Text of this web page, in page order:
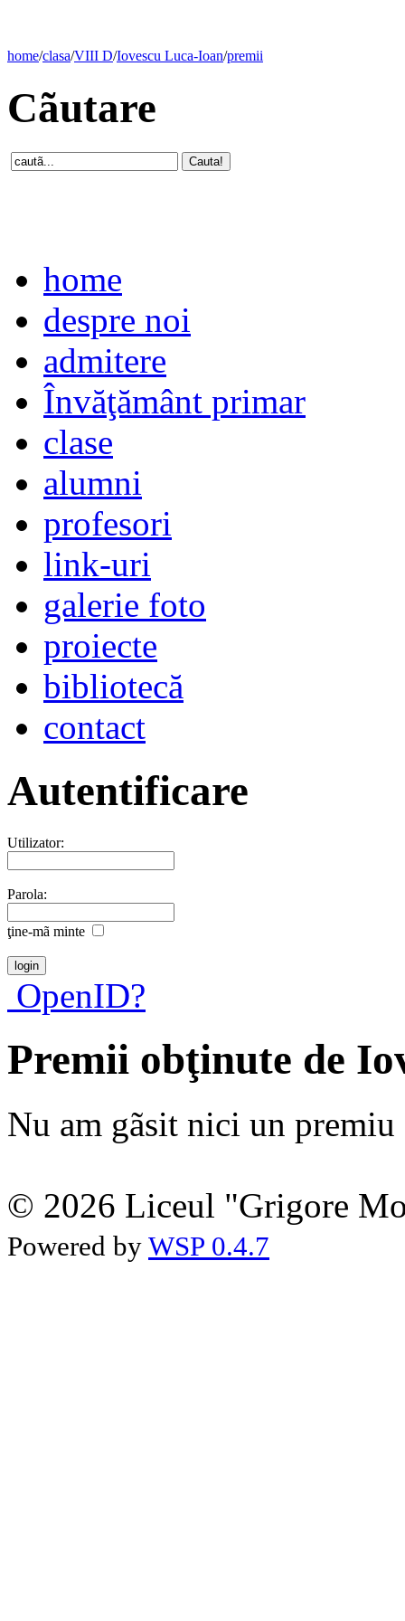
home/clasa/VIII D/Iovescu Luca-Ioan/premii
Cãutare
home
despre noi
admitere
Învăţământ primar
clase
alumni
profesori
link-uri
galerie foto
proiecte
bibliotecă
contact
Autentificare
Utilizator:
Parola:
ţine-mã minte
OpenID?
Premii obţinute de
Nu am gãsit nici un premiu
© 2026 Liceul "Grigore
Powered by WSP 0.4.7